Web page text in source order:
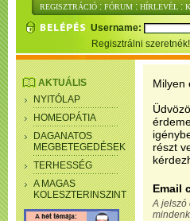
REGISZTRÁCIÓ : FÓRUM : HÍRLEVÉL :
Username:
Regisztrálni szeretnék!
AKTUÁLIS
NYITÓLAP
HOMEOPÁTIA
DAGANATOS
MEGBETEGEDÉSEK
TERHESSÉG
A MAGAS
KOLESZTERINSZINT
Milyen
részt
Email
A jelszó